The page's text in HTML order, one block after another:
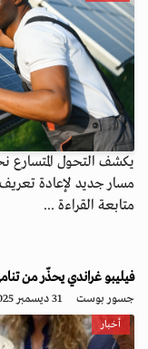
يكشف التحول المتسارع
مسار جديد لإعادة
متابعة القراءة ...
فيليبو غراندي يحذّر من
جسور بوست 31 ديسمبر 2025 - 13:46
أخبار